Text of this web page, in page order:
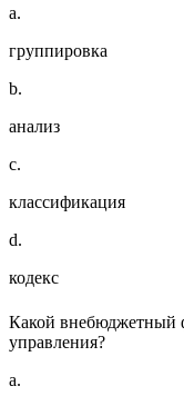
a.
группировка
b.
анализ
c.
классификация
d.
кодекс
Какой внебюджетный
управления?
a.